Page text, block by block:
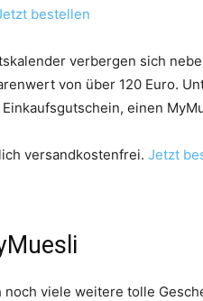
bestellen
verbergen sich
von über 120 Euro.
einen
versandkostenfrei. Jetzt
viele weitere tolle